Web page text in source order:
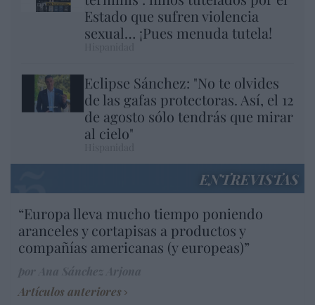
Estado que sufren violencia
sexual… ¡Pues menuda tutela!
Eclipse Sánchez: "No te olvides
de las gafas protectoras. Así, el 12
de agosto sólo tendrás que mirar
al cielo"
ENTREVISTAS
“Europa lleva mucho tiempo poniendo
aranceles y cortapisas a productos y
compañías americanas (y europeas)”
Artículos anteriores